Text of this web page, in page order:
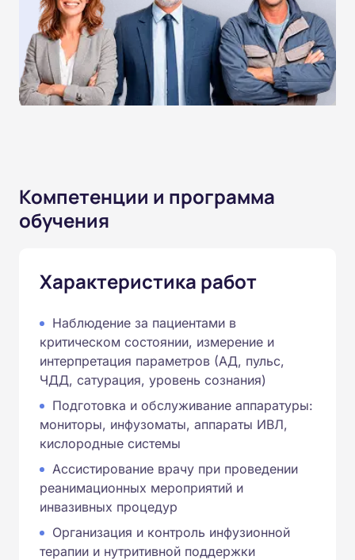
Компетенции и программа
обучения
Характеристика работ
Наблюдение за пациентами в
критическом состоянии, измерение и
интерпретация параметров (АД, пульс,
ЧДД, сатурация, уровень сознания)
Подготовка и обслуживание аппаратуры:
мониторы, инфузоматы, аппараты ИВЛ,
кислородные системы
Ассистирование врачу при проведении
реанимационных мероприятий и
инвазивных процедур
Организация и контроль инфузионной
терапии и нутритивной поддержки